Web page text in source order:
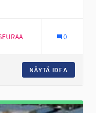
Seinäjoki
SEURAAJAA 0
NÄYTÄ IDEA